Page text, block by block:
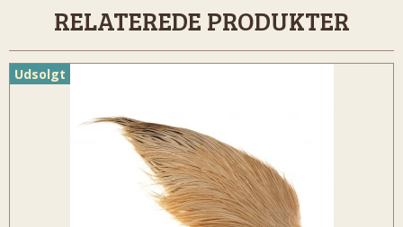
RELATEREDE PRODUKTER
Udsolgt